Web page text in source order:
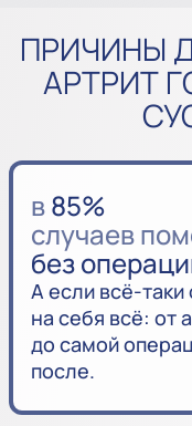
ПРИЧИНЫ
АРТРИТ
в85%
случаев
без
А если всё-
на себя всё: от
до самой
после.